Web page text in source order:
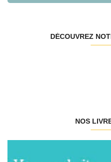
DÉCOUVREZ
NOS